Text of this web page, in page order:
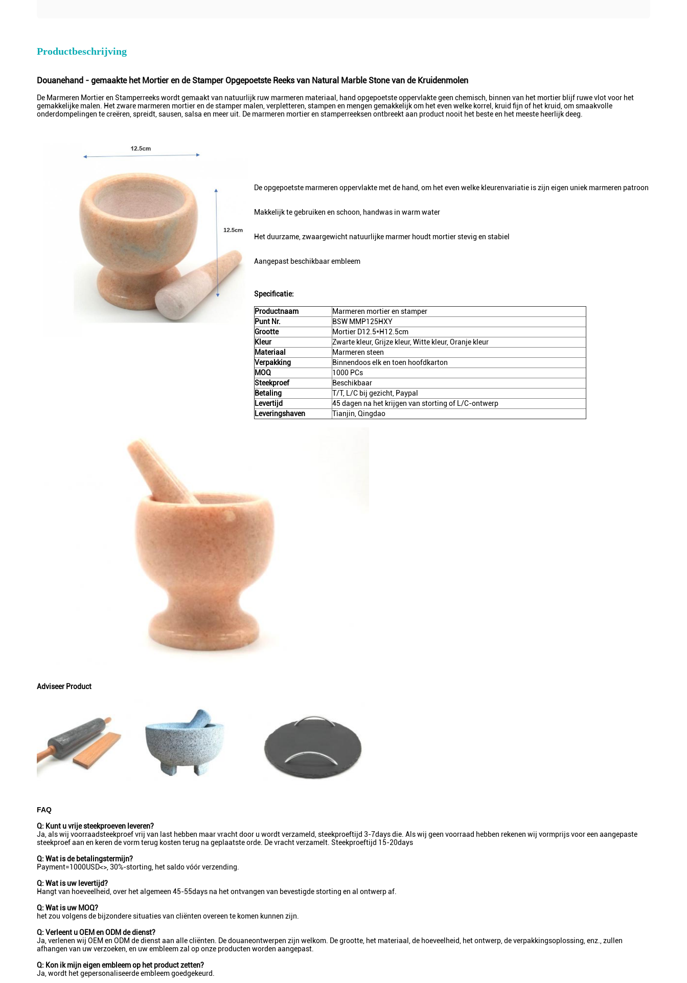
Productbeschrijving
Douanehand - gemaakte het Mortier en de Stamper Opgepoetste Reeks van Natural Marble Stone van de Kruidenmolen
De Marmeren Mortier en Stamperreeks wordt gemaakt van natuurlijk ruw marmeren materiaal, hand opgepoetste oppervlakte geen chemisch, binnen van het mortier blijf ruwe vlot voor het
gemakkelijke malen. Het zware marmeren mortier en de stamper malen, verpletteren, stampen en mengen gemakkelijk om het even welke korrel, kruid fijn of het kruid, om smaakvolle
onderdompelingen te creëren, spreidt, sausen, salsa en meer uit. De marmeren mortier en stamperreeksen ontbreekt aan product nooit het beste en het meeste heerlijk deeg.
De opgepoetste marmeren oppervlakte met de hand, om het even welke kleurenvariatie is zijn eigen uniek marmeren patroon
Makkelijk te gebruiken en schoon, handwas in warm water
Het duurzame, zwaargewicht natuurlijke marmer houdt mortier stevig en stabiel
Aangepast beschikbaar embleem
Specificatie:
Productnaam
Marmeren mortier en stamper
Punt Nr.
BSW MMP125HXY
Grootte
Mortier D12.5*H12.5cm
Kleur
Zwarte kleur, Grijze kleur, Witte kleur, Oranje kleur
Materiaal
Marmeren steen
Verpakking
Binnendoos elk en toen hoofdkarton
MOQ
1000 PCs
Steekproef
Beschikbaar
Betaling
T/T, L/C bij gezicht, Paypal
Levertijd
45 dagen na het krijgen van storting of L/C-ontwerp
Leveringshaven
Tianjin, Qingdao
Adviseer Product
FAQ
Q: Kunt u vrije steekproeven leveren?
Ja, als wij voorraadsteekproef vrij van last hebben maar vracht door u wordt verzameld, steekproeftijd 3-7days die. Als wij geen voorraad hebben rekenen wij vormprijs voor een aangepaste
steekproef aan en keren de vorm terug kosten terug na geplaatste orde. De vracht verzamelt. Steekproeftijd 15-20days
Q: Wat is de betalingstermijn?
Payment=1000USD<>, 30%-storting, het saldo vóór verzending.
Q: Wat is uw levertijd?
Hangt van hoeveelheid, over het algemeen 45-55days na het ontvangen van bevestigde storting en al ontwerp af.
Q: Wat is uw MOQ?
het zou volgens de bijzondere situaties van cliënten overeen te komen kunnen zijn.
Q: Verleent u OEM en ODM de dienst?
Ja, verlenen wij OEM en ODM de dienst aan alle cliënten. De douaneontwerpen zijn welkom. De grootte, het materiaal, de hoeveelheid, het ontwerp, de verpakkingsoplossing, enz., zullen
afhangen van uw verzoeken, en uw embleem zal op onze producten worden aangepast.
Q: Kon ik mijn eigen embleem op het product zetten?
Ja, wordt het gepersonaliseerde embleem goedgekeurd.